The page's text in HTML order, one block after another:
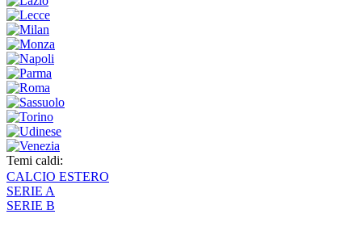
Temi caldi:
CALCIO ESTERO
SERIE A
SERIE B